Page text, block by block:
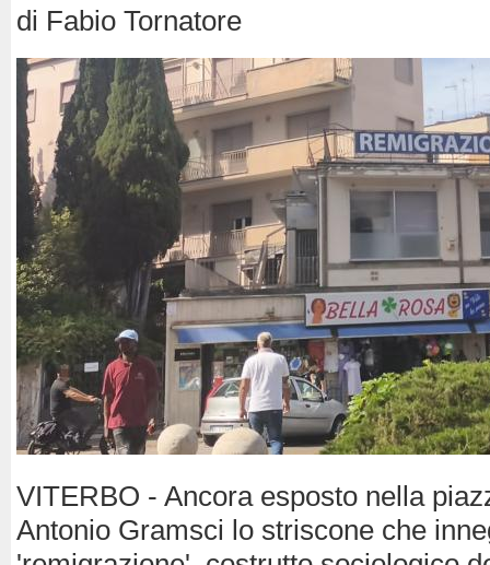
di Fabio Tornatore
VITERBO - Ancora esposto nella
Antonio Gramsci lo striscone che